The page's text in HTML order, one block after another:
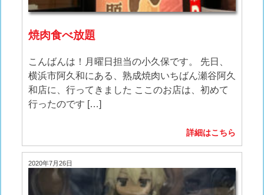
焼肉食べ放題
こんばんは！月曜日担当の小久保です。 先日、
横浜市阿久和にある、熟成焼肉いちばん瀬谷阿久
和店に、行ってきました ここのお店は、初めて
行ったのです […]
詳細はこちら
2020年7月26日